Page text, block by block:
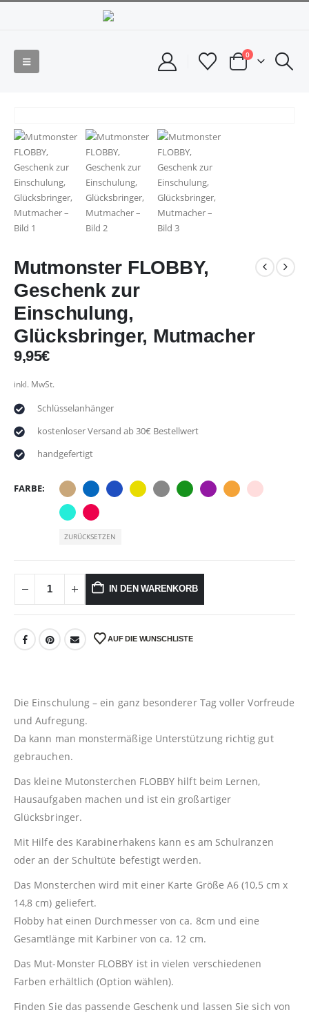
0
Mutmonster FLOBBY,
Geschenk zur
Einschulung,
Glücksbringer, Mutmacher
9,95€
inkl. MwSt.
Schlüsselanhänger
kostenloser Versand ab 30€ Bestellwert
handgefertigt
FARBE
ZURÜCKSETZEN
IN DEN WARENKORB
AUF DIE WUNSCHLISTE
Die Einschulung – ein ganz besonderer Tag voller Vorfreude
und Aufregung.
Da kann man monstermäßige Unterstützung richtig gut
gebrauchen.
Das kleine Mutonsterchen FLOBBY hilft beim Lernen,
Hausaufgaben machen und ist ein großartiger
Glücksbringer.
Mit Hilfe des Karabinerhakens kann es am Schulranzen
oder an der Schultüte befestigt werden.
Das Monsterchen wird mit einer Karte Größe A6 (10,5 cm x
14,8 cm) geliefert.
Flobby hat einen Durchmesser von ca. 8cm und eine
Gesamtlänge mit Karbiner von ca. 12 cm.
Das Mut-Monster FLOBBY ist in vielen verschiedenen
Farben erhältlich (Option wählen).
Finden Sie das passende Geschenk und lassen Sie sich von